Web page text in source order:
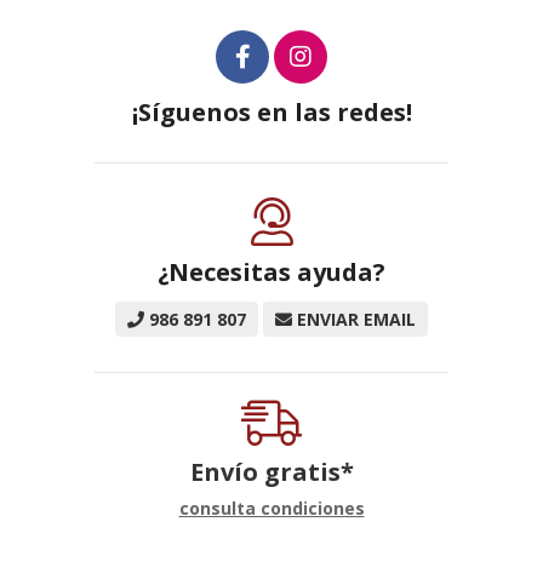
¡Síguenos en las redes!
¿Necesitas ayuda?
986 891 807 ENVIAR EMAIL
Envío gratis*
consulta condiciones